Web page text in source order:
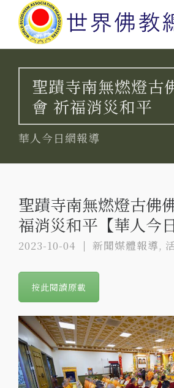
聖蹟寺南無燃燈古
會 祈福消災和平
華人今日網報導
聖蹟寺南無燃燈古佛
福消災和平【華人今
2023-10-04 新聞媒體報導,
按此閱讀原載